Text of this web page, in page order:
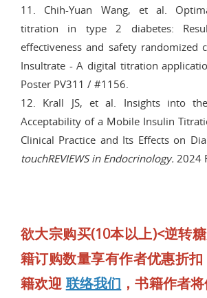
11. Chih-Yuan Wang, et al.
titration in type 2 diabetes:
effectiveness and safety randomized
Insultrate - A digital titration
Poster PV311 / #1156.
12. Krall JS, et al. Insights into
Acceptability of a Mobile Insulin
Clinical Practice and Its Effects on
touchREVIEWS in Endocrinology. 2024
欲大宗购买(10本以上)<逆转
籍订购数量享有作者优惠折
籍欢迎 联络我们 ，书籍作者